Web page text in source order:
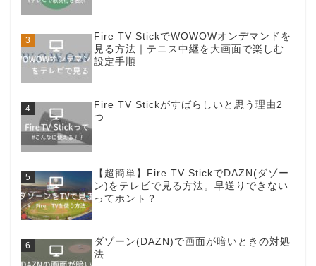
Fire TV StickでWOWOWオンデマンドを
見る方法｜テニス中継を大画面で楽しむ
設定手順
Fire TV Stickがすばらしいと思う理由2
つ
【超簡単】Fire TV StickでDAZN(ダゾー
ン)をテレビで見る方法。早送りできない
ってホント？
ダゾーン(DAZN)で画面が暗いときの対処
法